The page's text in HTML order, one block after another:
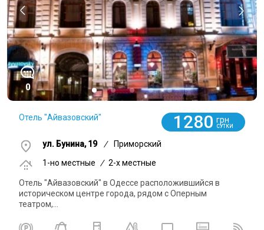
0
Отель "Айвазовский" 1280 грн
СУТКИ
ул. Бунина, 19 /
Приморский
1-но местные
/ 2-x местные
Отель "Айвазовский" в Одессе расположившийся в
историческом центре города, рядом с Оперным
театром,...